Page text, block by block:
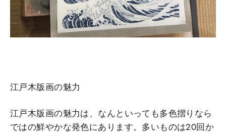
江戸木版画の魅力
江戸木版画の魅力は、なんといっても多色摺りなら
ではの鮮やかな発色にあります。多いものは20回か